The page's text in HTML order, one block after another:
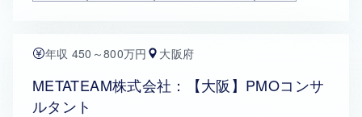
年収 450～800万円 大阪府
METATEAM株式会社：【大阪】PMOコンサ
ルタント